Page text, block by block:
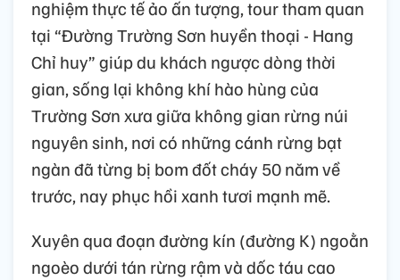
nghiệm thực tế ảo ấn tượng, tour tham quan
tại “Đường Trường Sơn huyền thoại - Hang
Chỉ huy” giúp du khách ngược dòng thời
gian, sống lại không khí hào hùng của
Trường Sơn xưa giữa không gian rừng núi
nguyên sinh, nơi có những cánh rừng bạt
ngàn đã từng bị bom đốt cháy 50 năm về
trước, nay phục hồi xanh tươi mạnh mẽ.
Xuyên qua đoạn đường kín (đường K) ngoằn
ngoèo dưới tán rừng rậm và dốc táu cao